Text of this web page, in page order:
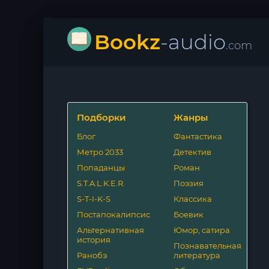
Bookz-audio.com
Подборки
Блог
Метро 2033
Попаданцы
S.T.A.L.K.E.R.
S-T-I-K-S
Постапокалипсис
Альтернативная
история
Ранобэ
Жанры
Фантастика
Детектив
Роман
Поэзия
Классика
Боевик
Юмор, сатира
Познавательная
литература